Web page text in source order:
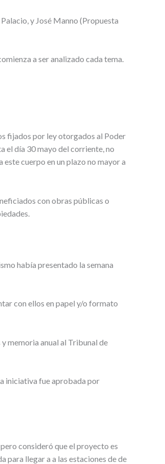
y José Manno (Propuesta
a ser analizado cada tema.
fijados por ley otorgados al Poder
el día 30 mayo del corriente, no
cuerpo en un plazo no mayor a
con obras públicas o
había presentado la semana
con ellos en papel y/o formato
memoria anual al Tribunal de
iniciativa fue aprobada por
consideró que el proyecto es
para llegar a a las estaciones de de